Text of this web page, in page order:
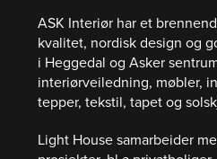
ASK Interiør har et
kvalitet, nordisk design og
i Heggedal og Asker
interiørveiledning, møbler,
tepper, tekstil, tapet og
Light House samarbeider